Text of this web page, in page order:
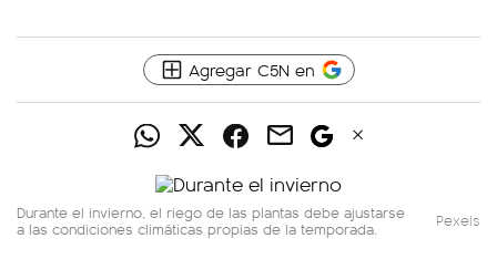
Agregar C5N en
Durante el invierno, el riego de las plantas debe ajustarse
a las condiciones climáticas propias de la temporada. Pexels